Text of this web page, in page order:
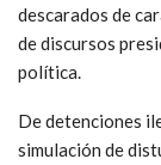
descarados de
de discursos
política.
De detenciones
simulación de